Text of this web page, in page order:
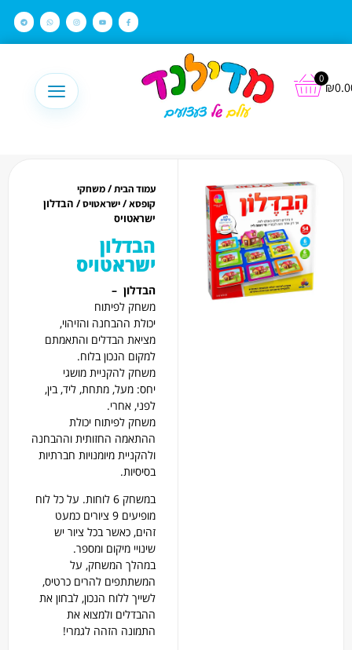
₪
0
עמוד הבית/משחקי
קופסא/ישראטויס/ הבדלון
ישראטויס
הבדלון
ישראטויס
הבדלון –
משחק לפיתוח
יכולת ההבחנה והזיהוי,
מציאת הבדלים והתאמתם
למקום הנכון בלוח.
משחק להקניית מושגי
יחס: מעל, מתחת, ליד, בין,
לפני, אחרי.
משחק לפיתוח יכולת
ההתאמה החזותית וההבחנה
ולהקניית מיומנויות חברתיות
בסיסיות.
במשחק 6 לוחות. על כל לוח
מופיעים 9 ציורים כמעט
זהים, כאשר בכל ציור יש
שינויי מיקום ומספר.
במהלך המשחק, על
המשתתפים להרים כרטיס,
לשייך ללוח הנכון, לבחון את
ההבדלים ולמצוא את
התמונה הזהה לגמרי!